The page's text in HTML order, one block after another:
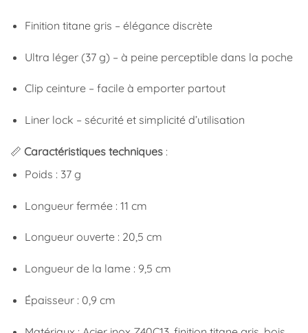
Finition titane gris – élégance discrète
Ultra léger (37 g) – à peine perceptible dans la poche
Clip ceinture – facile à emporter partout
Liner lock – sécurité et simplicité d’utilisation
📏 Caractéristiques techniques :
Poids : 37 g
Longueur fermée : 11 cm
Longueur ouverte : 20,5 cm
Longueur de la lame : 9,5 cm
Épaisseur : 0,9 cm